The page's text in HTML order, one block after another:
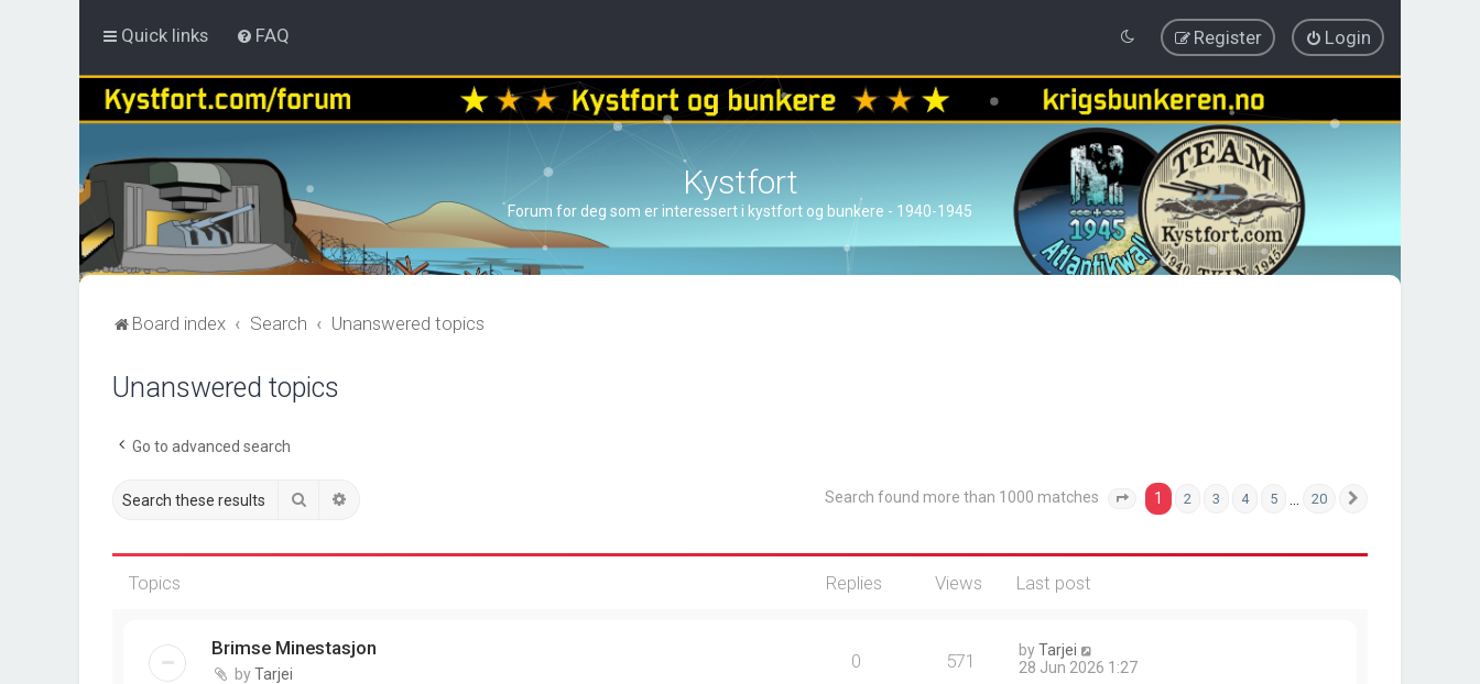
Quick links FAQ Login
Register
Kystfort
Forum for deg som er interessert i kystfort og bunkere - 1940-1945
Board index Search Unanswered topics
Unanswered topics
Go to advanced search
Search Search found more than 1000 matches Page 1 of
1 2 3 4 5 20
Topics Replies Views Last post
Brimse Minestasjon
byTarjei
0 571 byTarjei
28 Jun 2026 1:27